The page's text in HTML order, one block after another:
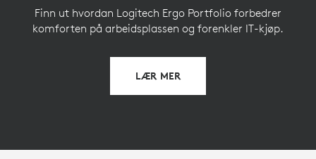
Finn ut hvordan Logitech Ergo Portfolio forbedrer
komforten på arbeidsplassen og forenkler IT-kjøp.
LÆR MER